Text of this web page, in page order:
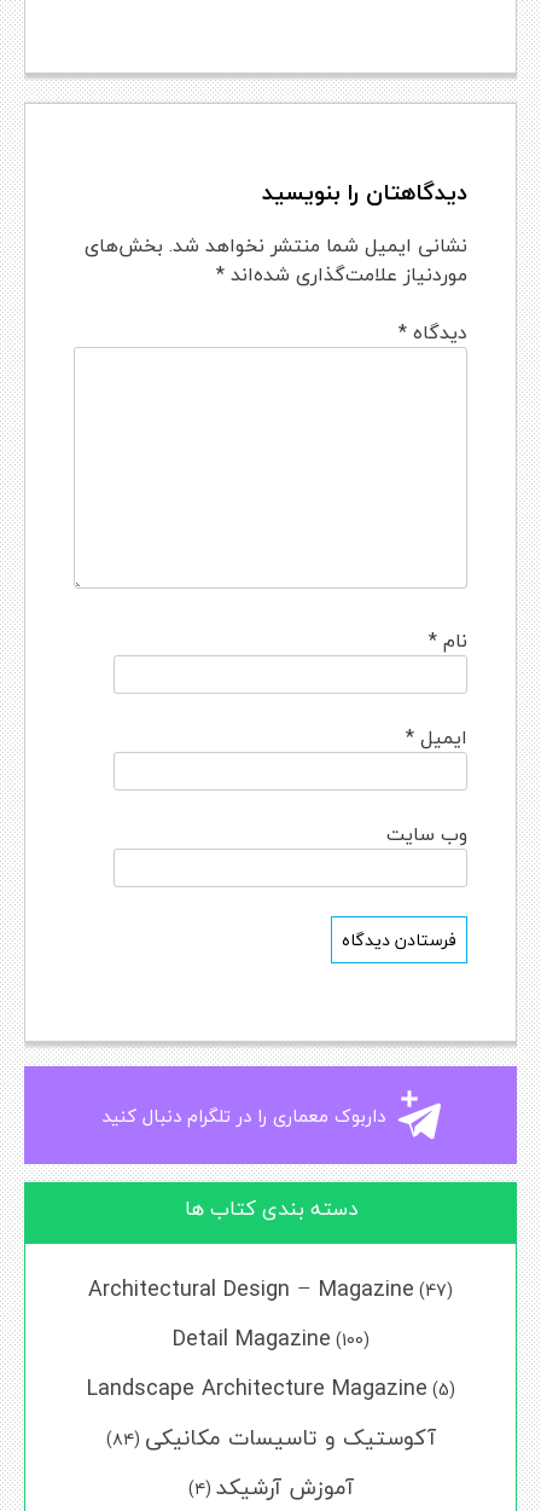
داربوک معماری را در تلگرام دنبال کنید
دسته بندی کتاب ها
Architectural Design – Magazine (47)
Detail Magazine (100)
Landscape Architecture Magazine (5)
آکوستیک و تاسیسات مکانیکی (۸۴)
آموزش آرشیکد (۴)
دیدگاهتان را بنویسید
نشانی ایمیل شما منتشر نخواهد شد. بخش‌های
موردنیاز علامت‌گذاری شده‌اند*
دیدگاه*
نام*
ایمیل*
وب‌ سایت